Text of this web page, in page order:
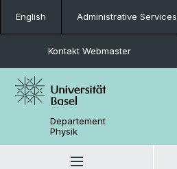
English Administrative Services
Kontakt Webmaster
Departement
Physik